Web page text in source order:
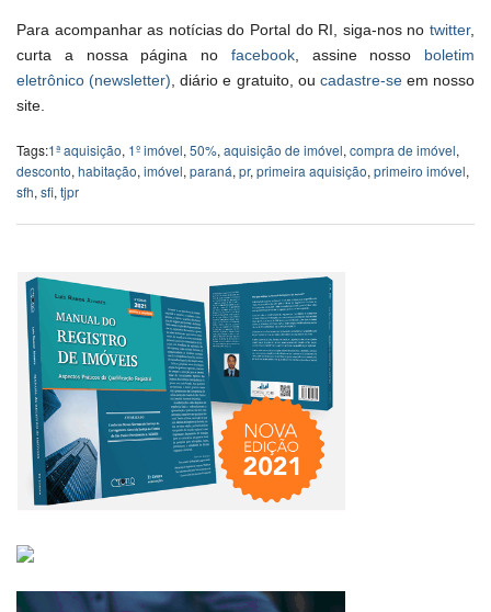
Para acompanhar as notícias do Portal do RI, siga-nos no twitter,
curta a nossa página no facebook, assine nosso boletim
eletrônico (newsletter) , diário e gratuito, ou cadastre-seem nosso
site.
Tags:1ª aquisição, 1º imóvel, 50%, aquisição de imóvel, compra de imóvel,
desconto, habitação, imóvel, paraná, pr, primeira aquisição, primeiro imóvel,
sfh, sfi, tjpr